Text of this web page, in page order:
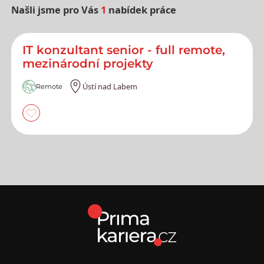
Našli jsme pro Vás 1 nabídek práce
Nejnovější nabídky práce
IT konzultant senior - full remote,
mezinárodní projekty
Remote Ústí nad Labem